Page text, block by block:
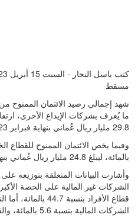
مسقط
شهد إجمالي رصيد الائتمان الممنوح من
29.8 مليار ريال عُماني بنهاية فبراير 2023م.
بالمائة، ليبلغ 24.8 مليار ريال عُماني بنهاية فبراير الماضي.
وأشارت البيانات المتعلقة بتوزيعه
قطاع الأفراد
الشركات المالية بنسبة 5.6 بالمائة، والقطاعات الأخرى بنسبة 3.7 بالمائة.